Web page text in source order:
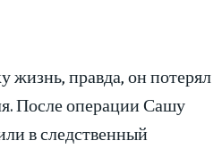
жизнь, правда, он потерял
После операции Сашу
в следственный